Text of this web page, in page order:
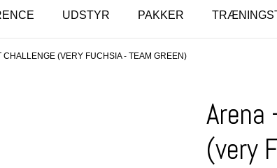
UDSTYR PAKKER
CHALLENGE (VERY FUCHSIA - TEAM GREEN)
Arena
(very